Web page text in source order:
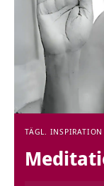
TÄGL. INSPIRATION